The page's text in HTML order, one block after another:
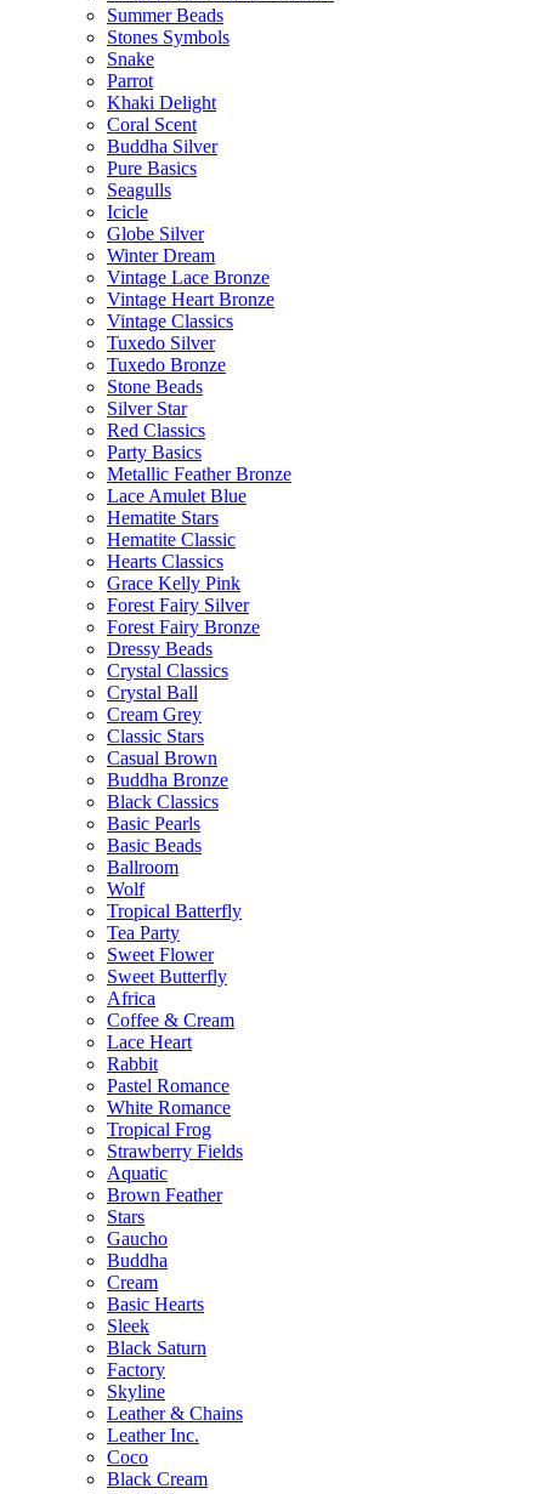
Summer Beads
Stones Symbols
Snake
Parrot
Khaki Delight
Coral Scent
Buddha Silver
Pure Basics
Seagulls
Icicle
Globe Silver
Winter Dream
Vintage Lace Bronze
Vintage Heart Bronze
Vintage Classics
Tuxedo Silver
Tuxedo Bronze
Stone Beads
Silver Star
Red Classics
Party Basics
Metallic Feather Bronze
Lace Amulet Blue
Hematite Stars
Hematite Classic
Hearts Classics
Grace Kelly Pink
Forest Fairy Silver
Forest Fairy Bronze
Dressy Beads
Crystal Classics
Crystal Ball
Cream Grey
Classic Stars
Casual Brown
Buddha Bronze
Black Classics
Basic Pearls
Basic Beads
Ballroom
Wolf
Tropical Batterfly
Tea Party
Sweet Flower
Sweet Butterfly
Africa
Coffee & Cream
Lace Heart
Rabbit
Pastel Romance
White Romance
Tropical Frog
Strawberry Fields
Aquatic
Brown Feather
Stars
Gaucho
Buddha
Cream
Basic Hearts
Sleek
Black Saturn
Factory
Skyline
Leather & Chains
Leather Inc.
Coco
Black Cream